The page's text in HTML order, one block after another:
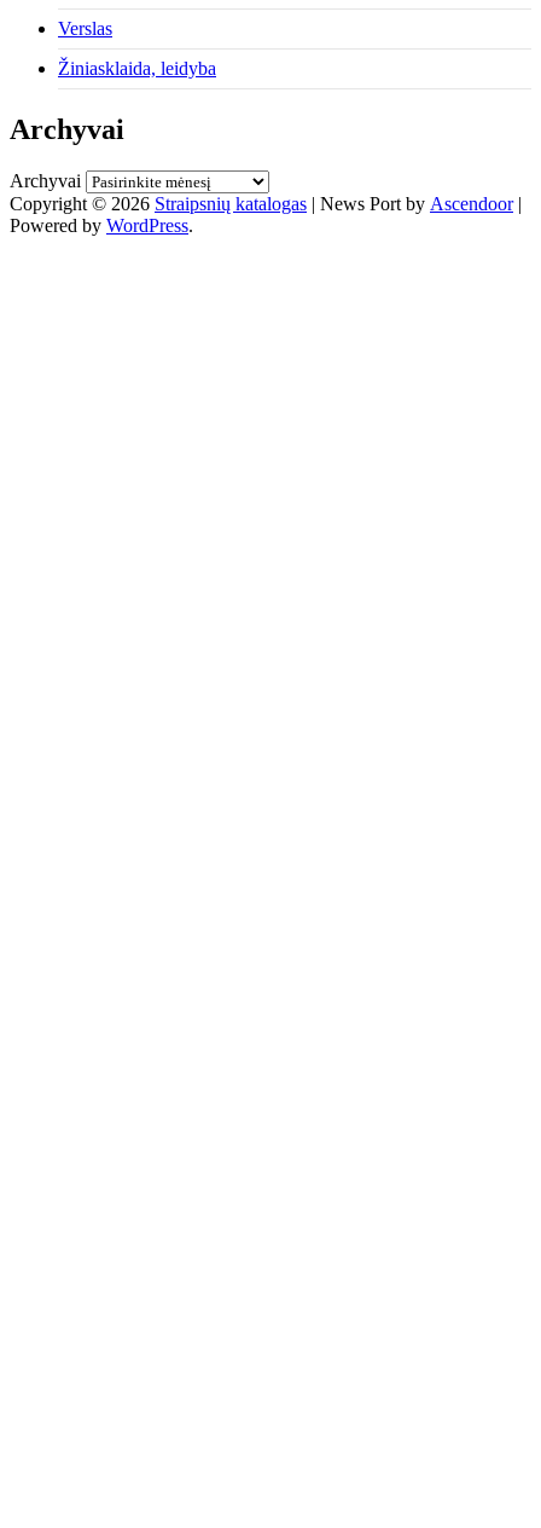
Verslas
Žiniasklaida, leidyba
Archyvai
Archyvai
Copyright © 2026 Straipsnių katalogas | News Port by Ascendoor|
Powered by WordPress.